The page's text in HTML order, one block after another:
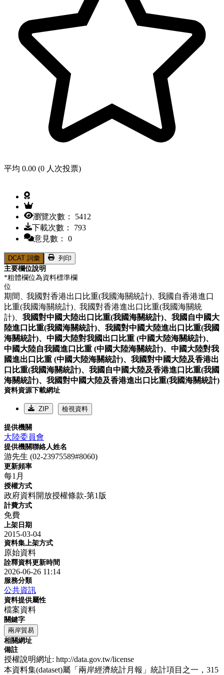
平均 0.00 (0 人次投票)
瀏覽次數： 5412
下載次數： 793
意見數： 0
DCAT 詞彙
列印
主要欄位說明
*粗體欄位為資料標準欄
位
期間、我國對香港出口比重(我國海關統計)、我國自香港進口
比重(我國海關統計)、我國對香港進出口比重(我國海關統
計)、 我國對中國大陸出口比重(我國海關統計)、 我國自中國大
陸進口比重(我國海關統計)、 我國對中國大陸進出口比重(我國
海關統計)、 中國大陸對我國出口比重 (中國大陸海關統計)、
中國大陸自我國進口比重 (中國大陸海關統計)、 中國大陸對我
國進出口比重 (中國大陸海關統計)、 我國對中國大陸及香港出
口比重(我國海關統計)、 我國自中國大陸及香港進口比重(我國
海關統計)、 我國對中國大陸及香港進出口比重(我國海關統計)
資料資源下載網址
ZIP 檢視資料
提供機關
大陸委員會
提供機關聯絡人姓名
游先生 (02-23975589#8060)
更新頻率
每1月
授權方式
政府資料開放授權條款-第1版
計費方式
免費
上架日期
2015-03-04
資料集上架方式
原始資料
詮釋資料更新時間
2026-06-26 11:14
服務分類
公共資訊
資料提供屬性
檔案資料
關鍵字
兩岸貿易
相關網址
備註
授權說明網址: http://data.gov.tw/license
本資料集(dataset)屬「兩岸經濟統計月報」統計項目之一，315